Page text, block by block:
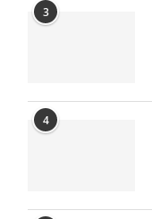
3
4